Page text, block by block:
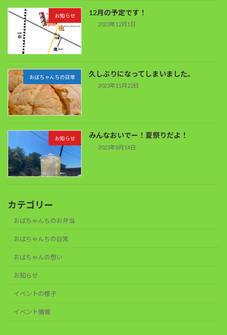
お知らせ 12月の予定です！
2023年12月1日
おばちゃんちの日常 久しぶりになってしまいました。
2023年11月22日
お知らせ みんなおいでー！夏祭りだよ！
2023年8月14日
カテゴリー
おばちゃんちのお弁当
おばちゃんちの日常
おばちゃんの想い
お知らせ
イベントの様子
イベント情報